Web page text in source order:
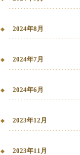
2024年8月
2024年7月
2024年6月
2023年12月
2023年11月